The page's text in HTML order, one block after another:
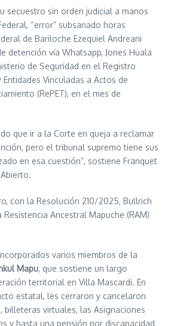
secuestro sin orden judicial a manos
“error” subsanado horas
de Bariloche Ezequiel Andreani
detención vía Whatsapp, Jones Huala
de Seguridad en el Registro
Vinculadas a Actos de
(RePET), en el mes de
que ir a la Corte en queja a reclamar
pero el tribunal supremo tiene sus
en esa cuestión”, sostiene Franquet
con la Resolución 210/2025, Bullrich
Ancestral Mapuche (RAM)
varios miembros de la
Mapu, que sostiene un largo
territorial en Villa Mascardi. En
estatal, les cerraron y cancelaron
billeteras virtuales, las Asignaciones
y hasta una pensión por discapacidad